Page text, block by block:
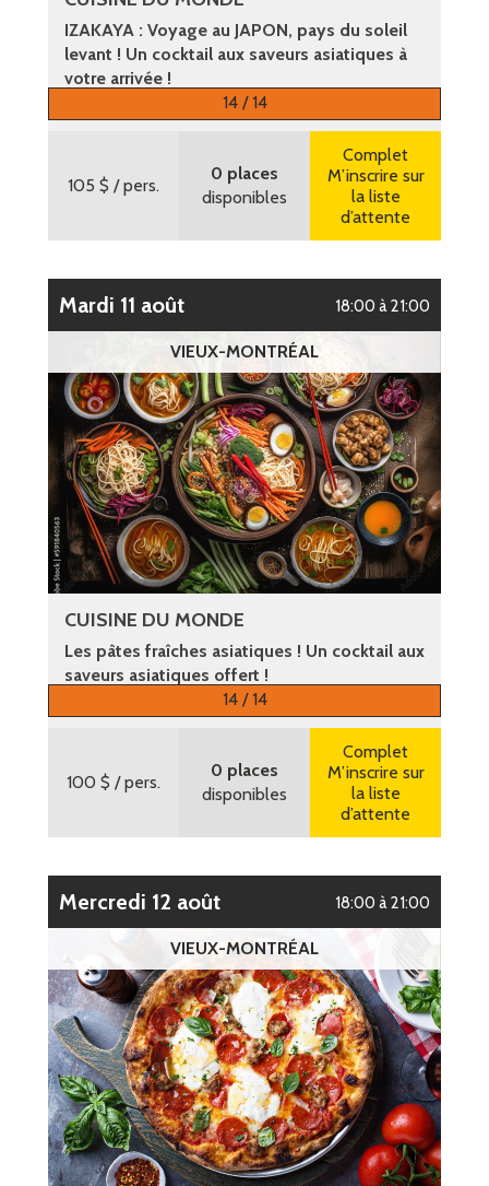
IZAKAYA : Voyage au JAPON, pays du soleil
levant ! Un cocktail aux saveurs asiatiques à
votre arrivée !
Plus d’informations
14 / 14
105 $ / pers.
0 places
disponibles
Complet
M’inscrire sur
la liste
d’attente
mardi 11 août 18:00 à 21:00
VIEUX-MONTRÉAL
CUISINE DU MONDE
Les pâtes fraîches asiatiques ! Un cocktail aux
saveurs asiatiques offert !
Plus d’informations
14 / 14
100 $ / pers.
0 places
disponibles
Complet
M’inscrire sur
la liste
d’attente
mercredi 12 août 18:00 à 21:00
VIEUX-MONTRÉAL